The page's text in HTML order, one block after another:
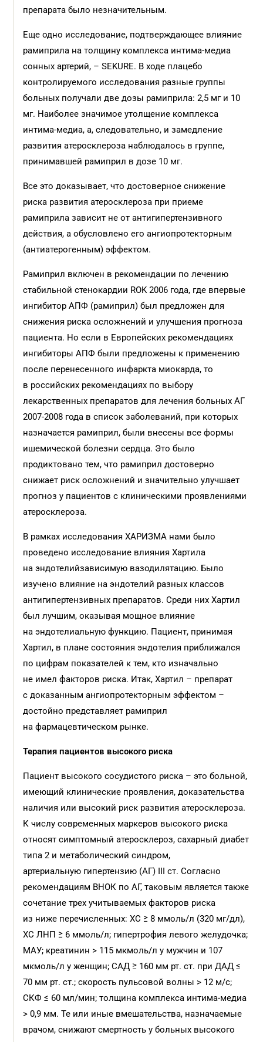
препарата было незначительным.
Еще одно исследование, подтверждающее влияние
рамиприла на толщину комплекса интима-медиа
сонных артерий, – SEKURE. В ходе плацебо
контролируемого исследования разные группы
больных получали две дозы рамиприла: 2,5 мг и 10
мг. Наиболее значимое утолщение комплекса
интима-медиа, а, следовательно, и замедление
развития атеросклероза наблюдалось в группе,
принимавшей рамиприл в дозе 10 мг.
Все это доказывает, что достоверное снижение
риска развития атеросклероза при приеме
рамиприла зависит не от антигипертензивного
действия, а обусловлено его ангиопротекторным
(антиатерогенным) эффектом.
Рамиприл включен в рекомендации по лечению
стабильной стенокардии ROK 2006 года, где впервые
ингибитор АПФ (рамиприл) был предложен для
снижения риска осложнений и улучшения прогноза
пациента. Но если в Европейских рекомендациях
ингибиторы АПФ были предложены к применению
после перенесенного инфаркта миокарда, то
в российских рекомендациях по выбору
лекарственных препаратов для лечения больных АГ
2007-2008 года в список заболеваний, при которых
назначается рамиприл, были внесены все формы
ишемической болезни сердца. Это было
продиктовано тем, что рамиприл достоверно
снижает риск осложнений и значительно улучшает
прогноз у пациентов с клиническими проявлениями
атеросклероза.
В рамках исследования ХАРИЗМА нами было
проведено исследование влияния Хартила
на эндотелийзависимую вазодилятацию. Было
изучено влияние на эндотелий разных классов
антигипертензивных препаратов. Среди них Хартил
был лучшим, оказывая мощное влияние
на эндотелиальную функцию. Пациент, принимая
Хартил, в плане состояния эндотелия приближался
по цифрам показателей к тем, кто изначально
не имел факторов риска. Итак, Хартил – препарат
с доказанным ангиопротекторным эффектом –
достойно представляет рамиприл
на фармацевтическом рынке.
Терапия пациентов высокого риска
Пациент высокого сосудистого риска – это больной,
имеющий клинические проявления, доказательства
наличия или высокий риск развития атеросклероза.
К числу современных маркеров высокого риска
относят симптомный атеросклероз, сахарный диабет
типа 2 и метаболический синдром,
артериальную гипертензию (АГ) III ст. Согласно
рекомендациям ВНОК по АГ, таковым является также
сочетание трех учитываемых факторов риска
из ниже перечисленных: ХС ≥ 8 ммоль/л (320 мг/дл),
ХС ЛНП ≥ 6 ммоль/л; гипертрофия левого желудочка;
МАУ; креатинин > 115 мкмоль/л у мужчин и 107
мкмоль/л у женщин; САД ≥ 160 мм рт. ст. при ДАД ≤
70 мм рт. ст.; скорость пульсовой волны > 12 м/с;
СКФ ≤ 60 мл/мин; толщина комплекса интима-медиа
> 0,9 мм. Те или иные вмешательства, назначаемые
врачом, снижают смертность у больных высокого